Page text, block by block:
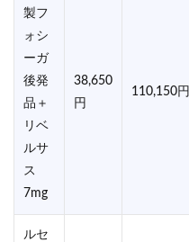
製フ
ォシ
ーガ
後発
品＋
リベ
ルサ
ス
7mg
38,650
円
110,150円
ルセ